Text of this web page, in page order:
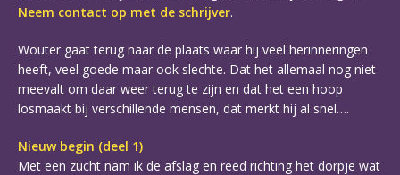
Neem contact op met de schrijver.
Wouter gaat terug naar de plaats waar hij veel herinneringen
heeft, veel goede maar ook slechte. Dat het allemaal nog niet
meevalt om daar weer terug te zijn en dat het een hoop
losmaakt bij verschillende mensen, dat merkt hij al snel….
Nieuw begin (deel 1)
Met een zucht nam ik de afslag en reed richting het dorpje wat